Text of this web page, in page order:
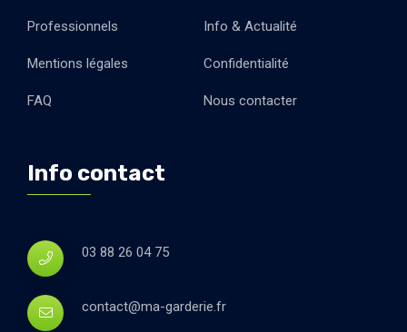
Professionnels Info & Actualité
Mentions légales Confidentialité
FAQ Nous contacter
Info contact
03 88 26 04 75
contact@ma-garderie.fr